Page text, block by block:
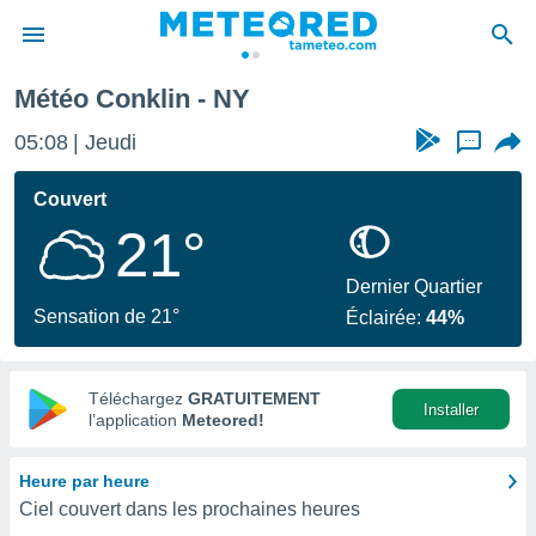
de
Météo Conklin - NY
05:08 Jeudi ...
Couvert
21°
Sensation de 21°
Dernier Quartier
Éclairée:44%
Téléchargez GRATUITEMENT
l’application Meteored!
Installer
Heure par heure
Ciel couvert dans les prochaines heures